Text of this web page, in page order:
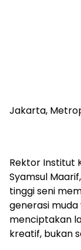
Jakarta,
Rektor Institut
Syamsul
tinggi seni
generasi
menciptakan
kreatif, bukan